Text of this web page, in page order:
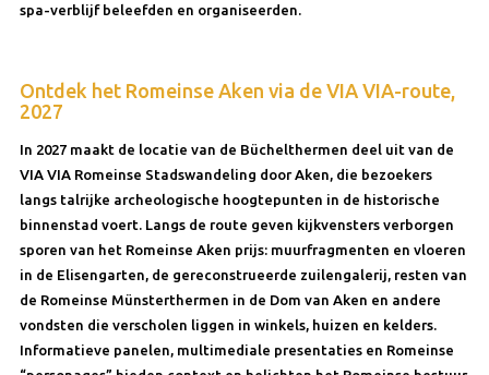
spa-verblijf beleefden en organiseerden.
Ontdek het Romeinse Aken via de VIA VIA-route,
2027
In 2027 maakt de locatie van de Büchelthermen deel uit van de
VIA VIA Romeinse Stadswandeling door Aken, die bezoekers
langs talrijke archeologische hoogtepunten in de historische
binnenstad voert. Langs de route geven kijkvensters verborgen
sporen van het Romeinse Aken prijs: muurfragmenten en vloeren
in de Elisengarten, de gereconstrueerde zuilengalerij, resten van
de Romeinse Münsterthermen in de Dom van Aken en andere
vondsten die verscholen liggen in winkels, huizen en kelders.
Informatieve panelen, multimediale presentaties en Romeinse